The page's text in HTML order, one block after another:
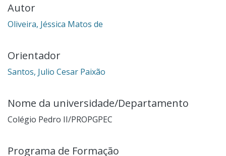
Autor
Oliveira, Jéssica Matos de
Orientador
Santos, Julio Cesar Paixão
Nome da universidade/Departamento
Colégio Pedro II/PROPGPEC
Programa de Formação